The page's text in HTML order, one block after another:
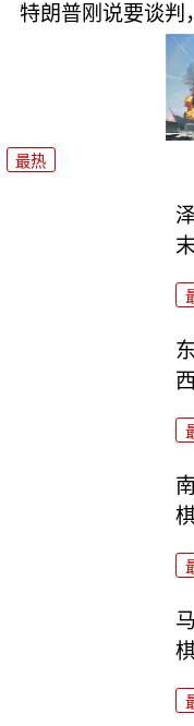
特朗普刚说要谈判
最热